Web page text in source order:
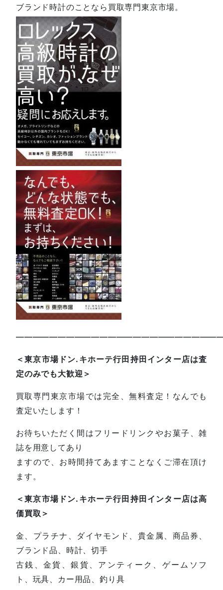
ブランド時計のことなら買取専門東京市場。
＜東京市場ドン.キホーテ行田持田インター店は査
定のみでも大歓迎＞
買取専門東京市場では完全、無料査定！なんでも
査定いたします！
お待ちいただく間はフリードリンクやお菓子、雑
誌を用意してあり
ますので、お時間持てあますことなくご滞在頂け
ます。
＜東京市場ドン.キホーテ行田持田インター店は高
価買取＞
金、プラチナ、ダイヤモンド、貴金属、商品券、
ブランド品、時計、切手
古銭、金貨、銀貨、アンティーク、ゲームソフ
ト、玩具、カー用品、釣り具